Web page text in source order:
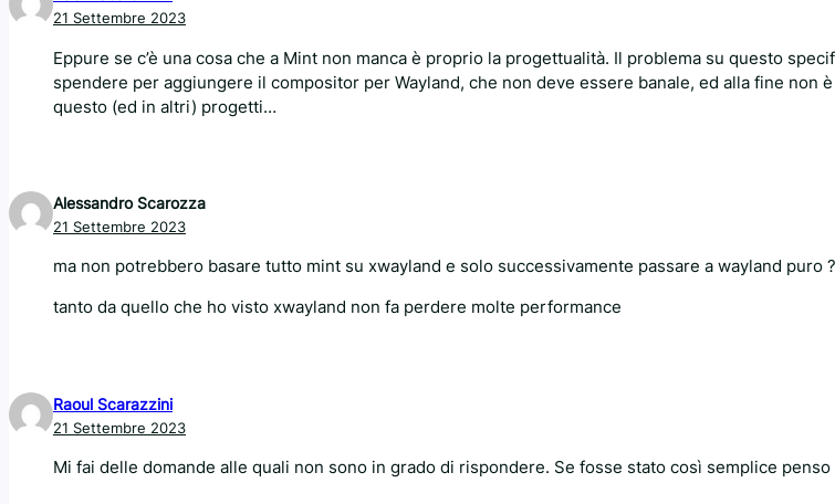
21 Settembre 2023
Eppure se c’è una cosa che a Mint non manca è proprio la progettualità. Il problema su questo
spendere per aggiungere il compositor per Wayland, che non deve essere banale, ed alla fine non
questo (ed in altri) progetti…
Alessandro Scarozza
21 Settembre 2023
ma non potrebbero basare tutto mint su xwayland e solo successivamente passare a wayland puro ?
tanto da quello che ho visto xwayland non fa perdere molte performance
Raoul Scarazzini
21 Settembre 2023
Mi fai delle domande alle quali non sono in grado di rispondere. Se fosse stato così semplice